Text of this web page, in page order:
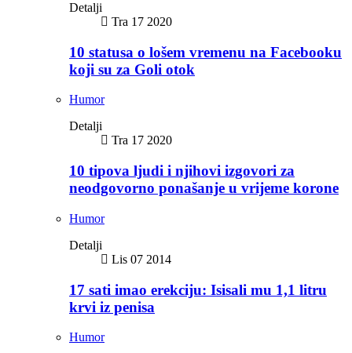
Detalji
Tra 17 2020
10 statusa o lošem vremenu na Facebooku
koji su za Goli otok
Humor
Detalji
Tra 17 2020
10 tipova ljudi i njihovi izgovori za
neodgovorno ponašanje u vrijeme korone
Humor
Detalji
Lis 07 2014
17 sati imao erekciju: Isisali mu 1,1 litru
krvi iz penisa
Humor